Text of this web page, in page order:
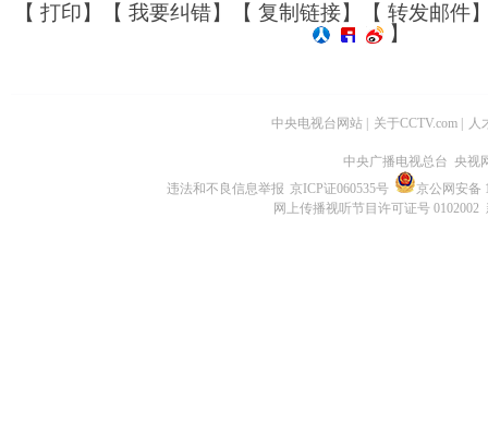
【 打印】【 我要纠错】【 复制链接】【 转发邮件
】
中央电视台网站 关于CCTV.com 人
中央广播电视总台 央视
违法和不良信息举报 京ICP证060535号
京公网安备
网上传播视听节目许可证号 0102002